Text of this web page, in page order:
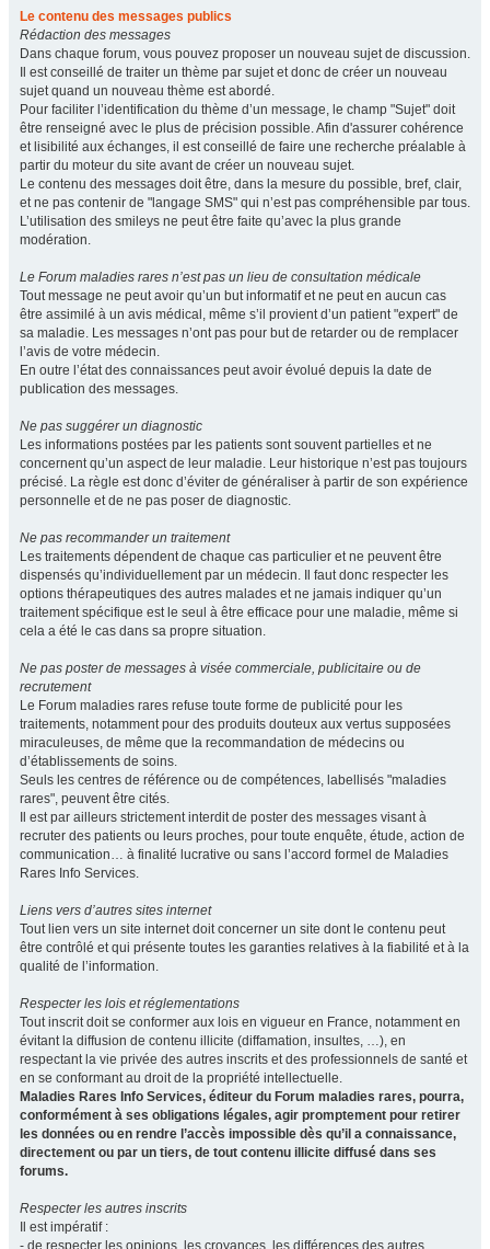
Le contenu des messages publics
Rédaction des messages
Dans chaque forum, vous pouvez proposer un nouveau sujet de discussion.
Il est conseillé de traiter un thème par sujet et donc de créer un nouveau
sujet quand un nouveau thème est abordé.
Pour faciliter l’identification du thème d’un message, le champ "Sujet" doit
être renseigné avec le plus de précision possible. Afin d'assurer cohérence
et lisibilité aux échanges, il est conseillé de faire une recherche préalable à
partir du moteur du site avant de créer un nouveau sujet.
Le contenu des messages doit être, dans la mesure du possible, bref, clair,
et ne pas contenir de "langage SMS" qui n’est pas compréhensible par tous.
L’utilisation des smileys ne peut être faite qu’avec la plus grande
modération.
Le Forum maladies rares n’est pas un lieu de consultation médicale
Tout message ne peut avoir qu’un but informatif et ne peut en aucun cas
être assimilé à un avis médical, même s’il provient d’un patient "expert" de
sa maladie. Les messages n’ont pas pour but de retarder ou de remplacer
l’avis de votre médecin.
En outre l’état des connaissances peut avoir évolué depuis la date de
publication des messages.
Ne pas suggérer un diagnostic
Les informations postées par les patients sont souvent partielles et ne
concernent qu’un aspect de leur maladie. Leur historique n’est pas toujours
précisé. La règle est donc d’éviter de généraliser à partir de son expérience
personnelle et de ne pas poser de diagnostic.
Ne pas recommander un traitement
Les traitements dépendent de chaque cas particulier et ne peuvent être
dispensés qu’individuellement par un médecin. Il faut donc respecter les
options thérapeutiques des autres malades et ne jamais indiquer qu’un
traitement spécifique est le seul à être efficace pour une maladie, même si
cela a été le cas dans sa propre situation.
Ne pas poster de messages à visée commerciale, publicitaire ou de
recrutement
Le Forum maladies rares refuse toute forme de publicité pour les
traitements, notamment pour des produits douteux aux vertus supposées
miraculeuses, de même que la recommandation de médecins ou
d’établissements de soins.
Seuls les centres de référence ou de compétences, labellisés "maladies
rares", peuvent être cités.
Il est par ailleurs strictement interdit de poster des messages visant à
recruter des patients ou leurs proches, pour toute enquête, étude, action de
communication… à finalité lucrative ou sans l’accord formel de Maladies
Rares Info Services.
Liens vers d’autres sites internet
Tout lien vers un site internet doit concerner un site dont le contenu peut
être contrôlé et qui présente toutes les garanties relatives à la fiabilité et à la
qualité de l’information.
Respecter les lois et réglementations
Tout inscrit doit se conformer aux lois en vigueur en France, notamment en
évitant la diffusion de contenu illicite (diffamation, insultes, …), en
respectant la vie privée des autres inscrits et des professionnels de santé et
en se conformant au droit de la propriété intellectuelle.
Maladies Rares Info Services, éditeur du Forum maladies rares, pourra,
conformément à ses obligations légales, agir promptement pour retirer
les données ou en rendre l’accès impossible dès qu’il a connaissance,
directement ou par un tiers, de tout contenu illicite diffusé dans ses
forums.
Respecter les autres inscrits
Il est impératif :
- de respecter les opinions, les croyances, les différences des autres